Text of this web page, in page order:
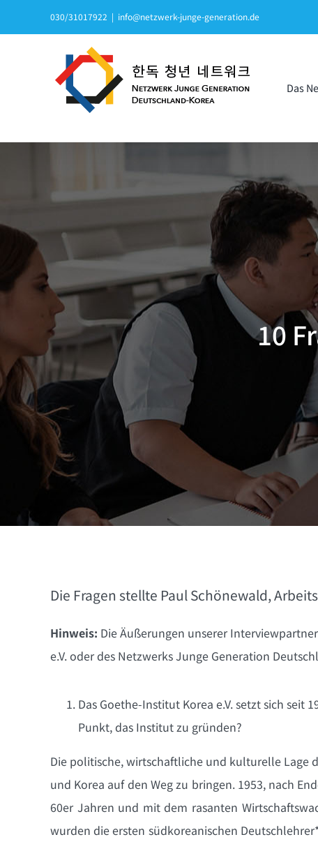
Inhalt
030/31017922 | info@netzwerk-junge-generation.de
Das
10
Die Fragen stellte Paul Schönewald,
Hinweis: Die Äußerungen unserer
e.V. oder des Netzwerks Junge Generation
Das Goethe-Institut Korea e.V. setzt sich
Punkt, das Institut zu gründen?
Die politische, wirtschaftliche und kulturelle Lage
und Korea auf den Weg zu bringen. 1953, nach
60er Jahren und mit dem rasanten
wurden die ersten südkoreanischen